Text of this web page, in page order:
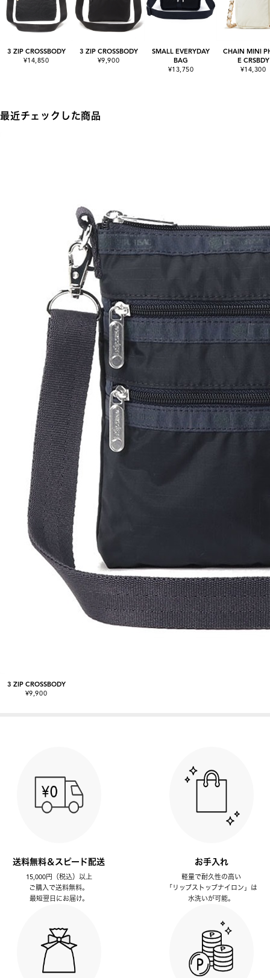
3 ZIP CROSSBODY
¥14,850
3 ZIP CROSSBODY
¥9,900
SMALL EVERYDAY
BAG
¥13,750
CHAIN MINI
E CRSBDY
¥14,300
最近チェックした商品
3 ZIP CROSSBODY
¥9,900
送料無料＆スピード配送
15,000円（税込）以上
ご購入で送料無料。
最短翌日にお届け。
お手入れ
軽量で耐久性の高い
「リップストップナイロン」は
水洗いが可能。